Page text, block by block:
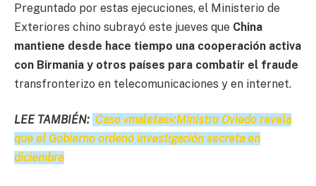
Preguntado por estas ejecuciones, el Ministerio de
Exteriores chino subrayó este jueves que China
mantiene desde hace tiempo una cooperación activa
con Birmania y otros países para combatir el fraude
transfronterizo en telecomunicaciones y en internet.
LEE TAMBIÉN: Caso «maletas»:Ministro Oviedo revela
que el Gobierno ordenó investigación secreta en
diciembre